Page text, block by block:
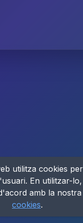
utilitza cookies
En utilitzar-
amb la nostra
cookies.